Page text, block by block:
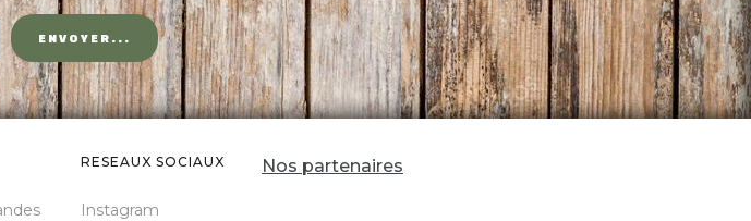
Nos partenaires
RESEAUX SOCIAUX
Instagram